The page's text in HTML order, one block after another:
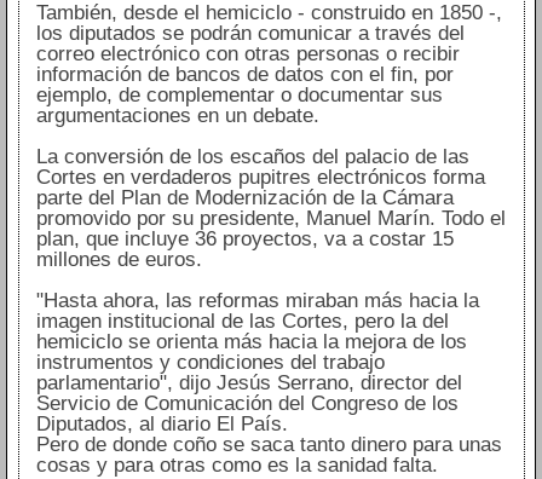
También, desde el hemiciclo - construido en 1850 -,
los diputados se podrán comunicar a través del
correo electrónico con otras personas o recibir
información de bancos de datos con el fin, por
ejemplo, de complementar o documentar sus
argumentaciones en un debate.
La conversión de los escaños del palacio de las
Cortes en verdaderos pupitres electrónicos forma
parte del Plan de Modernización de la Cámara
promovido por su presidente, Manuel Marín. Todo el
plan, que incluye 36 proyectos, va a costar 15
millones de euros.
"Hasta ahora, las reformas miraban más hacia la
imagen institucional de las Cortes, pero la del
hemiciclo se orienta más hacia la mejora de los
instrumentos y condiciones del trabajo
parlamentario", dijo Jesús Serrano, director del
Servicio de Comunicación del Congreso de los
Diputados, al diario El País.
Pero de donde coño se saca tanto dinero para unas
cosas y para otras como es la sanidad falta.